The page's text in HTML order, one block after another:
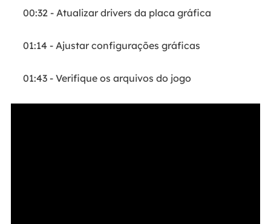
00:32 - Atualizar drivers da placa gráfica
01:14 - Ajustar configurações gráficas
01:43 - Verifique os arquivos do jogo